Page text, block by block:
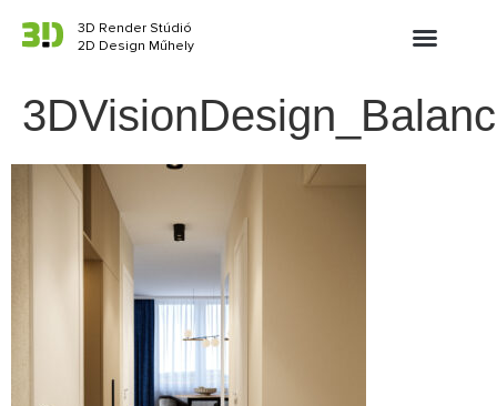
3D Render Stúdió
2D Design Műhely